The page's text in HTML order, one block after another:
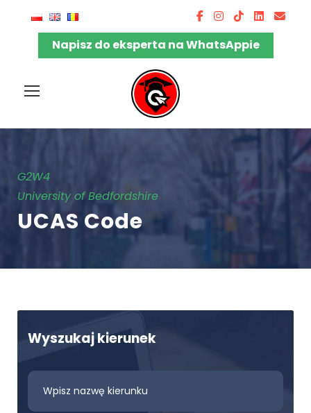
Napisz do eksperta na WhatsAppie
G2W4
University of Bedfordshire
UCAS Code
Wyszukaj kierunek